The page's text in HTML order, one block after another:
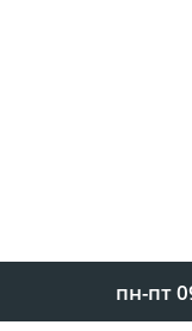
пн-пт